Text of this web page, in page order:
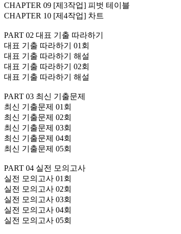
CHAPTER 09 [제3작업] 피벗 테이블
CHAPTER 10 [제4작업] 차트
PART 02 대표 기출 따라하기
대표 기출 따라하기 01회
대표 기출 따라하기 해설
대표 기출 따라하기 02회
대표 기출 따라하기 해설
PART 03 최신 기출문제
최신 기출문제 01회
최신 기출문제 02회
최신 기출문제 03회
최신 기출문제 04회
최신 기출문제 05회
PART 04 실전 모의고사
실전 모의고사 01회
실전 모의고사 02회
실전 모의고사 03회
실전 모의고사 04회
실전 모의고사 05회